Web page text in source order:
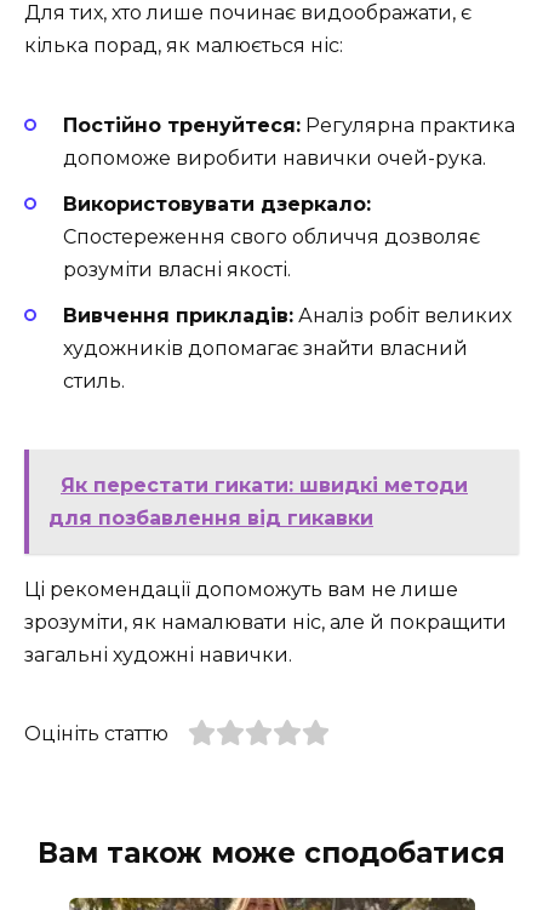
Для тих, хто лише починає видоображати, є
кілька порад, як малюється ніс:
Постійно тренуйтеся: Регулярна практика
допоможе виробити навички очей-рука.
Використовувати дзеркало:
Спостереження свого обличчя дозволяє
розуміти власні якості.
Вивчення прикладів: Аналіз робіт великих
художників допомагає знайти власний
стиль.
Як перестати гикати: швидкі методи
для позбавлення від гикавки
Ці рекомендації допоможуть вам не лише
зрозуміти, як намалювати ніс, але й покращити
загальні художні навички.
Оцініть статтю
Вам також може сподобатися